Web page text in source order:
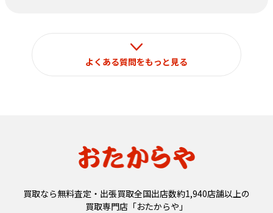
よくある質問をもっと見る
買取なら無料査定・出張買取全国出店数約1,940店舗以上の
買取専門店「おたからや」